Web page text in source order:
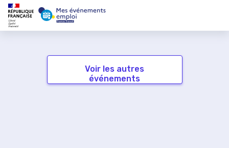
Voir les autres
événements